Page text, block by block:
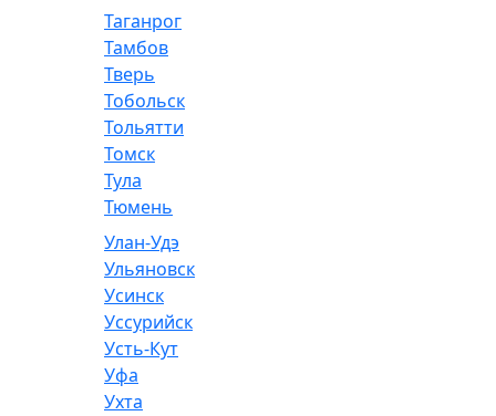
Таганрог
Тамбов
Тверь
Тобольск
Тольятти
Томск
Тула
Тюмень
Улан-Удэ
Ульяновск
Усинск
Уссурийск
Усть-Кут
Уфа
Ухта